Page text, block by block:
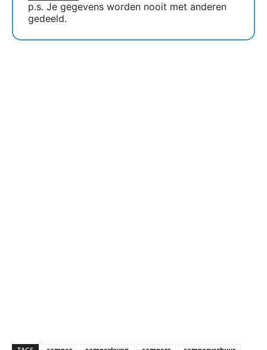
p.s. Je gegevens worden nooit met anderen
gedeeld.